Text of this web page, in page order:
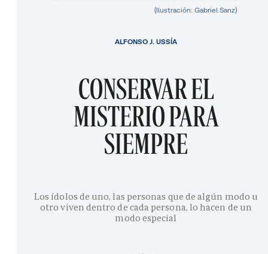
(Ilustración: Gabriel Sanz)
CONSERVAR EL
MISTERIO PARA
SIEMPRE
Los ídolos de uno, las personas que de algún modo u
otro viven dentro de cada persona, lo hacen de un
modo especial
ALFONSO J. USSÍA